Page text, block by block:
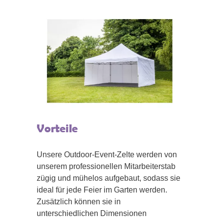
Vorteile
Unsere Outdoor-Event-Zelte werden von
unserem professionellen Mitarbeiterstab
zügig und mühelos aufgebaut, sodass sie
ideal für jede Feier im Garten werden.
Zusätzlich können sie in
unterschiedlichen Dimensionen